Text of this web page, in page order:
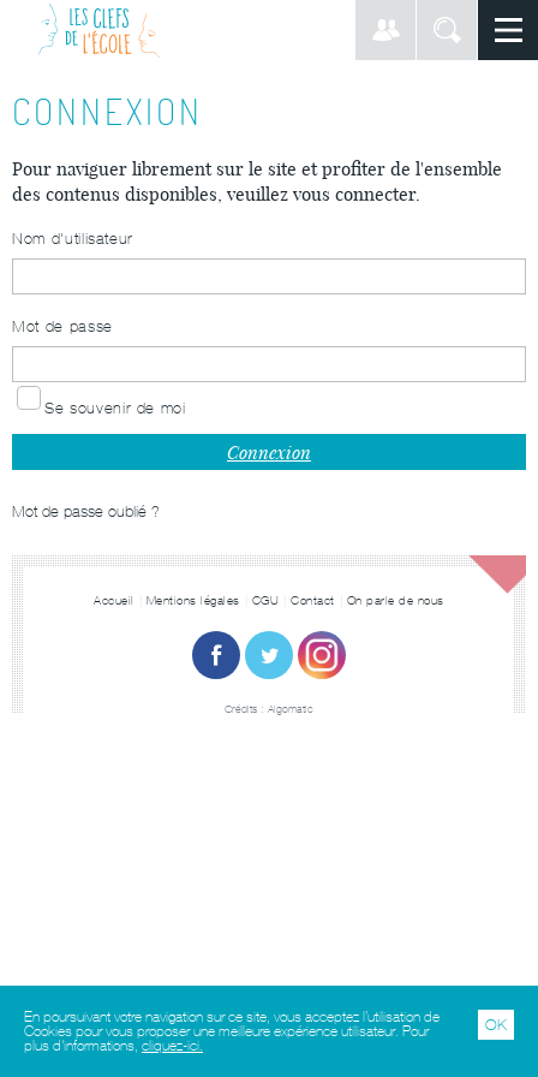
CONNEXION
Pour naviguer librement sur le site et profiter de l'ensemble
des contenus disponibles, veuillez vous connecter.
Nom d'utilisateur
Mot de passe
Se souvenir de moi
Mot de passe oublié ?
Accueil Mentions légales CGU Contact On parle de nous
Crédits : Algomatic
En poursuivant votre navigation sur ce site, vous acceptez l’utilisation de
Cookies pour vous proposer une meilleure expérience utilisateur. Pour
plus d'informations, cliquez-ici.
OK